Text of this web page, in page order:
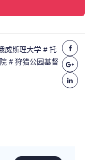
威斯理大学 # 托
# 狩猎公园基督